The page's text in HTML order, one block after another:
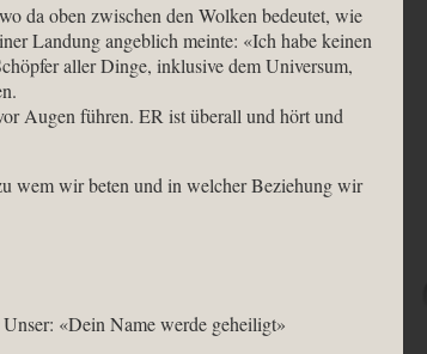
da oben zwischen den Wolken bedeutet, wie
Landung angeblich meinte: «Ich habe keinen
aller Dinge, inklusive dem Universum,
Augen führen. ER ist überall und hört und
wem wir beten und in welcher Beziehung wir
«Dein Name werde geheiligt»